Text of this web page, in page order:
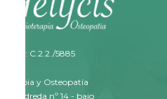
C.2.2./5885
y Osteopatía
Ladreda nº 14 - bajo